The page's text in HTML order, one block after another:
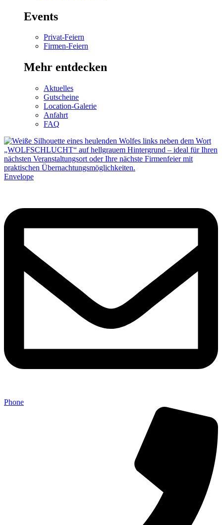
Events
Privat-Feiern
Firmen-Feiern
Mehr entdecken
Aktuelles
Gutscheine
Location-Galerie
Anfahrt
FAQ
Envelope
Phone